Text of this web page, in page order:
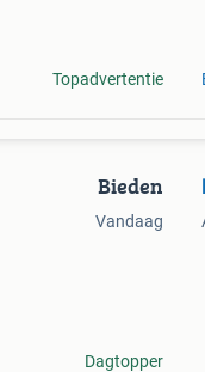
Topadvertentie
Bieden
Vandaag
Dagtopper